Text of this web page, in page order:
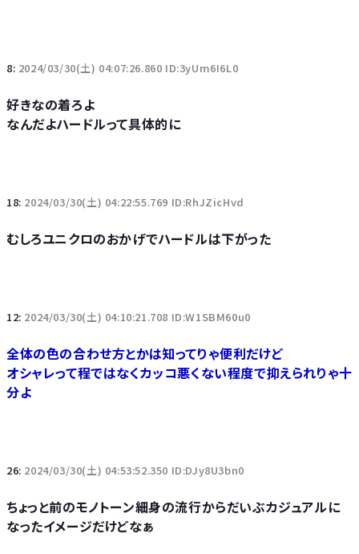
8: 2024/03/30(土) 04:07:26.860 ID:3yUm6I6L0
好きなの着ろよ
なんだよハードルって具体的に
18: 2024/03/30(土) 04:22:55.769 ID:RhJZicHvd
むしろユニクロのおかげでハードルは下がった
12: 2024/03/30(土) 04:10:21.708 ID:W1SBM60u0
全体の色の合わせ方とかは知ってりゃ便利だけど
オシャレって程ではなくカッコ悪くない程度で抑えられりゃ十
分よ
26: 2024/03/30(土) 04:53:52.350 ID:DJy8U3bn0
ちょっと前のモノトーン細身の流行からだいぶカジュアルに
なったイメージだけどなぁ